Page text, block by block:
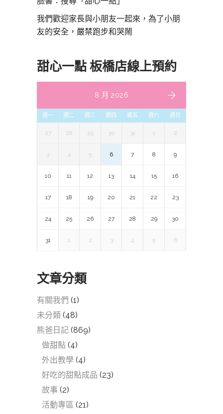
我們歡迎家長與小朋友一起來，為了小朋
友的安全，嚴禁跑步和哭鬧
甜心一點 板橋店線上預約
8 月 2026
週一 週二 週三 週四 週五 週六 週日
27 28 29 30 31 1 2
3 4 5 6 7 8 9
10 11 12 13 14 15 16
17 18 19 20 21 22 23
24 25 26 27 28 29 30
31 1 2 3 4 5 6
文章分類
有關我們 (1)
未分類 (48)
熊爸日記 (869)
做甜點 (4)
外出教學 (4)
好吃的甜點成品 (23)
故事 (2)
活動專區 (21)